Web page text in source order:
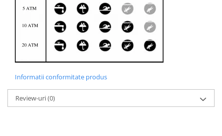
Informatii conformitate produs
Review-uri(0)